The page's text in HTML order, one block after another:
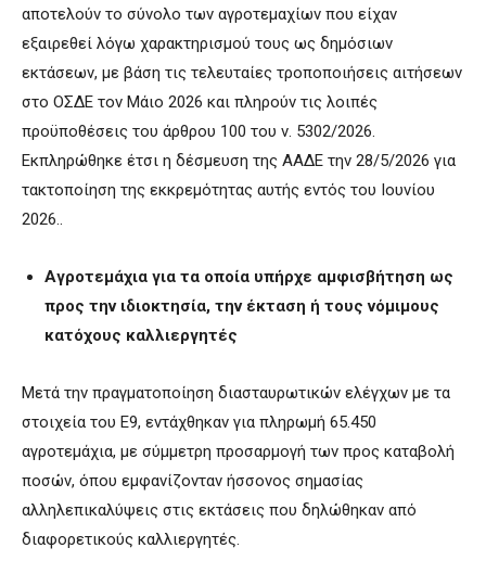
αποτελούν το σύνολο των αγροτεμαχίων που είχαν
εξαιρεθεί λόγω χαρακτηρισμού τους ως δημόσιων
εκτάσεων, με βάση τις τελευταίες τροποποιήσεις αιτήσεων
στο ΟΣΔΕ τον Μάιο 2026 και πληρούν τις λοιπές
προϋποθέσεις του άρθρου 100 του ν. 5302/2026.
Εκπληρώθηκε έτσι η δέσμευση της ΑΑΔΕ την 28/5/2026 για
τακτοποίηση της εκκρεμότητας αυτής εντός του Ιουνίου
2026..
Αγροτεμάχια για τα οποία υπήρχε αμφισβήτηση ως
προς την ιδιοκτησία, την έκταση ή τους νόμιμους
κατόχους καλλιεργητές
Μετά την πραγματοποίηση διασταυρωτικών ελέγχων με τα
στοιχεία του Ε9, εντάχθηκαν για πληρωμή 65.450
αγροτεμάχια, με σύμμετρη προσαρμογή των προς καταβολή
ποσών, όπου εμφανίζονταν ήσσονος σημασίας
αλληλεπικαλύψεις στις εκτάσεις που δηλώθηκαν από
διαφορετικούς καλλιεργητές.